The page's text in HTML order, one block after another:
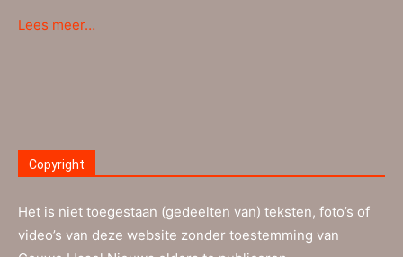
Lees meer…
Copyright
Het is niet toegestaan (gedeelten van) teksten, foto’s of
video’s van deze website zonder toestemming van